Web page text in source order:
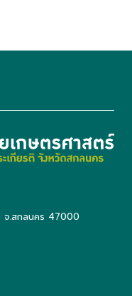
จ.สกลนคร 47000